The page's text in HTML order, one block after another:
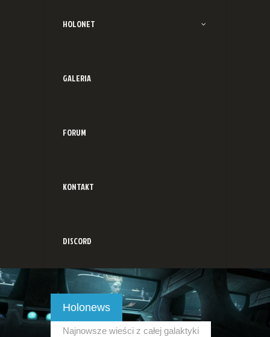
HOLONET
GALERIA
FORUM
KONTAKT
DISCORD
Holonews
Najnowsze wieści z całej galaktyki